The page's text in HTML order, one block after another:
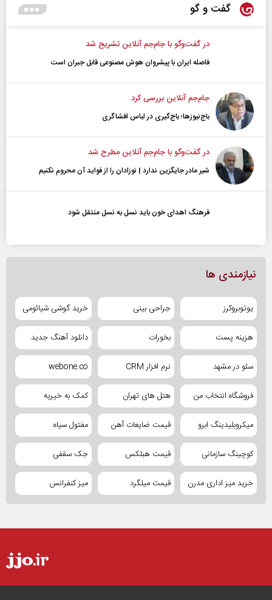
گفت و گو
در گفت‌و‌گو با جام‌جم آنلاین تشریح شد
فاصله ایران با پیشرو‌ان هوش مصنوعی قابل جبران است
جام‌جم آنلاین بررسی کرد
باج‌نیوزها؛ باج‌گیری در لباس افشاگری
در گفت‌و‌گو با جام‌جم آنلاین مطرح شد
شیر مادر جایگزین ندارد | نوزادان را از فواید آن محروم نکنیم
فرهنگ اهدای خون باید نسل به نسل منتقل شود
نیازمندی ها
یوتوبروکرز جراحی بینی خرید گوشی شیائومی
هزینه پست بخورات دانلود آهنگ جدید
سئو در مشهد نرم افزار CRM webone.co
فروشگاه انتخاب من هتل های تهران کمک به خیریه
میکروبلیدینگ ابرو قیمت ضایعات آهن مفتول سیاه
کوچینگ سازمانی قیمت هبلکس جک سقفی
خرید میز اداری مدرن قیمت میلگرد میز کنفرانس